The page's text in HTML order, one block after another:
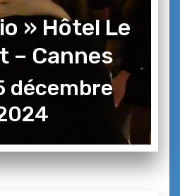
» Hôtel Le
– Cannes
décembre